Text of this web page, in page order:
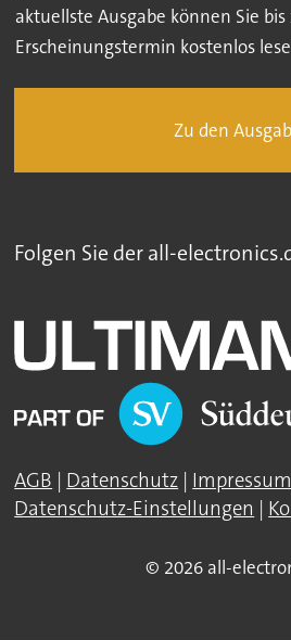
aktuellste Ausgabe können Sie bis
Erscheinungstermin kostenlos
Zu den
Folgen Sie der all-
AGB | Datenschutz | Impressum
Datenschutz-Einstellungen |
© 2026 all-